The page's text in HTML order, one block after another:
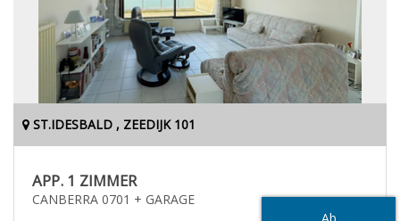
ST.IDESBALD , ZEEDIJK 101
APP. 1 ZIMMER
CANBERRA 0701 + GARAGE